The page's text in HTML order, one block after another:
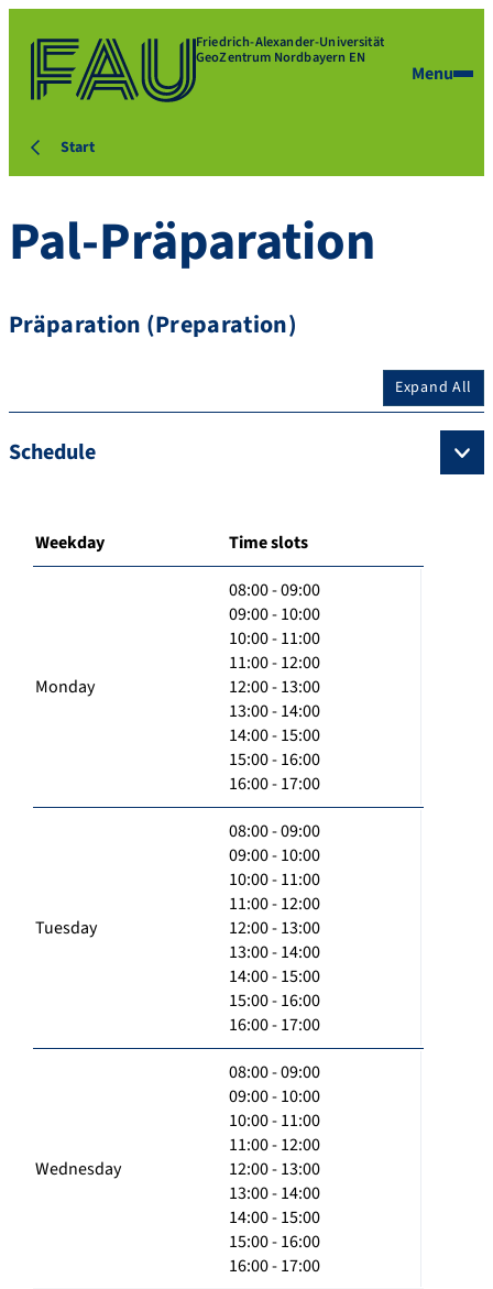
Friedrich-Alexander-Universität
GeoZentrum Nordbayern EN
Menu
Start
Pal-Präparation
Präparation (Preparation)
Expand All
Schedule
Weekday Time slots
Monday
08:00 - 09:00
09:00 - 10:00
10:00 - 11:00
11:00 - 12:00
12:00 - 13:00
13:00 - 14:00
14:00 - 15:00
15:00 - 16:00
16:00 - 17:00
Tuesday
08:00 - 09:00
09:00 - 10:00
10:00 - 11:00
11:00 - 12:00
12:00 - 13:00
13:00 - 14:00
14:00 - 15:00
15:00 - 16:00
16:00 - 17:00
Wednesday
08:00 - 09:00
09:00 - 10:00
10:00 - 11:00
11:00 - 12:00
12:00 - 13:00
13:00 - 14:00
14:00 - 15:00
15:00 - 16:00
16:00 - 17:00